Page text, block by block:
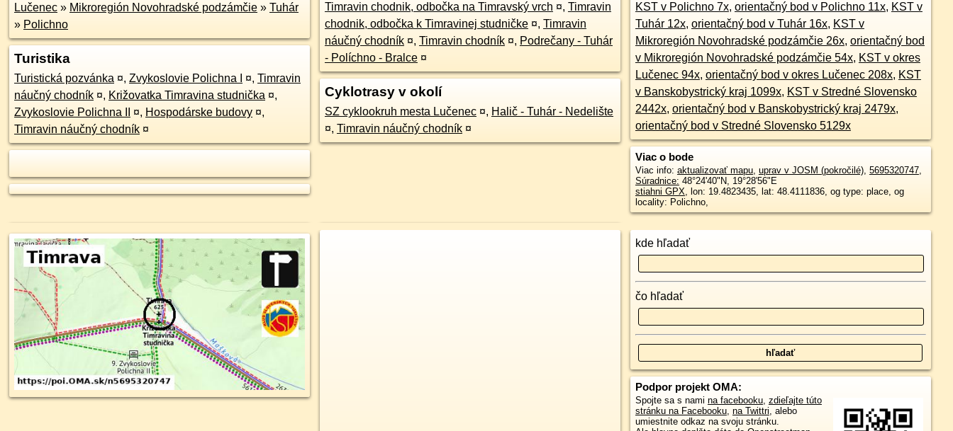
Lučenec » Mikroregión Novohradské podzámčie » Tuhár
» Polichno
Turistika
Turistická pozvánka ¤, Zvykoslovie Polichna I ¤, Timravin
náučný chodník ¤, Križovatka Timravina studnička ¤,
Zvykoslovie Polichna II
¤, Hospodárske budovy ¤,
Timravin náučný chodník ¤
Timravin chodnik, odbočka na Timravský vrch ¤, Timravin
chodnik, odbočka k Timravinej studničke ¤, Timravin
náučný chodník ¤, Timravin chodník ¤, Podrečany - Tuhár
- Políchno - Bralce ¤
Cyklotrasy v okolí
SZ cyklookruh mesta Lučenec ¤, Halič - Tuhár - Nedelište
¤, Timravin náučný chodník ¤
KST v Polichno 7x, orientačný bod v Polichno 11x, KST v
Tuhár 12x, orientačný bod v Tuhár 16x, KST v
Mikroregión Novohradské podzámčie 26x, orientačný bod
v Mikroregión Novohradské podzámčie 54x, KST v okres
Lučenec 94x, orientačný bod v okres Lučenec 208x, KST
v Banskobystrický kraj 1099x, KST v Stredné Slovensko
2442x, orientačný bod v Banskobystrický kraj 2479x,
orientačný bod v Stredné Slovensko 5129x
Viac o bode
Viac info: aktualizovať mapu, uprav v JOSM (pokročilé), 5695320747,
Súradnice: 48°24'40"N, 19°28'56"E
stiahni GPX, lon: 19.4823435, lat: 48.4111836, og type: place, og
locality: Polichno,
kde hľadať
čo hľadať
Podpor projekt OMA:
Spojte sa s nami na facebooku, zdieľajte túto
stránku na Facebooku, na Twittri, alebo
umiestnite odkaz na svoju stránku.